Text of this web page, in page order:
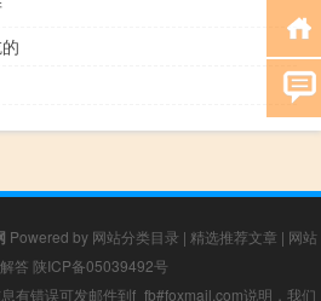
Powered by 网站分类目录 | 精选推荐文章 | 网站
答 陕ICP备05039492号
有错误可发邮件到f_fb#foxmail.com说明，我们